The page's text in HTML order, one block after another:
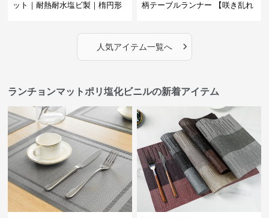
ット｜耐熱耐水塩ビ製｜楕円形
柄テーブルランナー 【咲き乱れ
人気アイテム一覧へ ›
ランチョンマットポリ塩化ビニルの新着アイテム